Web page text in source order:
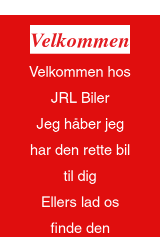
Velkommen
Velkommen hos
JRL Biler
Jeg håber jeg
har den rette bil
til dig
Ellers lad os
finde den